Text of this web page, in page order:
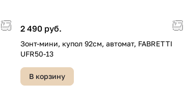
2 490 руб.
Зонт-мини, купол 92см, автомат, FABRETTI
UFR50-13
В корзину